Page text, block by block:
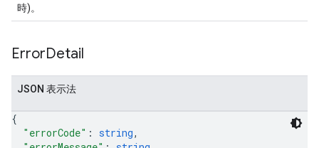
時)。
ErrorDetail
JSON 表示法
{
"errorCode" : string,